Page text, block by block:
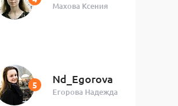
Махова Ксения
Nd_Egorova
Егорова Надежда